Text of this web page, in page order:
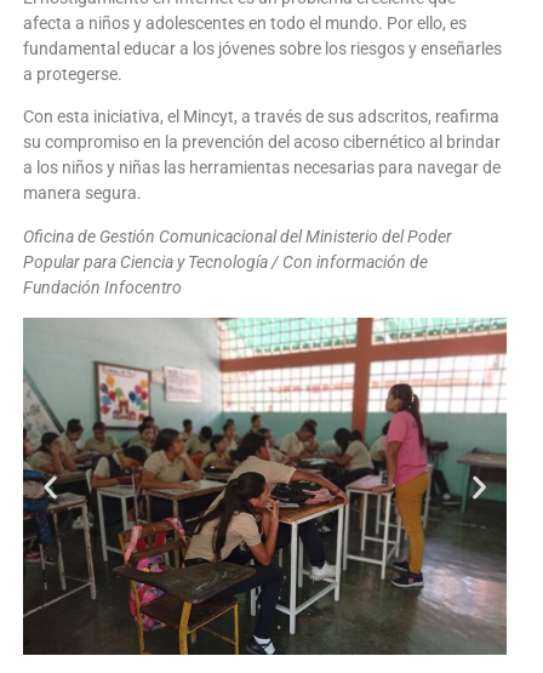
afecta a niños y adolescentes en todo el mundo. Por ello, es
fundamental educar a los jóvenes sobre los riesgos y enseñarles
a protegerse.
Con esta iniciativa, el Mincyt, a través de sus adscritos, reafirma
su compromiso en la prevención del acoso cibernético al brindar
a los niños y niñas las herramientas necesarias para navegar de
manera segura.
Oficina de Gestión Comunicacional del Ministerio del Poder
Popular para Ciencia y Tecnología / Con información de
Fundación Infocentro